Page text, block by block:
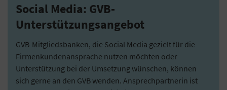
Social Media: GVB-
Unterstützungsangebot
GVB-Mitgliedsbanken, die Social Media gezielt für die
Firmenkundenansprache nutzen möchten oder
Unterstützung bei der Umsetzung wünschen, können
sich gerne an den GVB wenden. Ansprechpartnerin ist